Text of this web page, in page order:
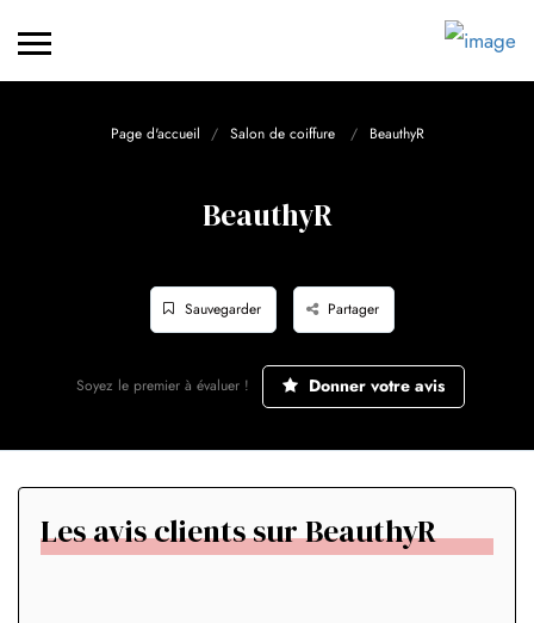
Page d'accueil Salon de coiffure BeauthyR
BeauthyR
Sauvegarder Partager
Soyez le premier à évaluer ! Donner votre avis
Les avis clients sur BeauthyR